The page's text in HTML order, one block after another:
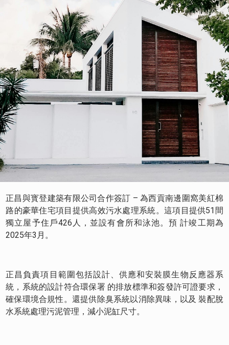
正昌與寳登建築有限公司合作簽訂 – 為西貢南邊圍窩美紅棉
路的豪華住宅項目提供高效污水處理系統。這項目提供51間
獨立屋予住戶426人，並設有會所和泳池。預 計竣工期為
2025年3月。
正昌負責項目範圍包括設計、供應和安裝膜生物反應器系
統，系統的設計符合環保署 的排放標準和簽發許可證要求，
確保環境合規性。還提供除臭系統以消除異味，以及 裝配脫
水系統處理污泥管理，減小泥缸尺寸。